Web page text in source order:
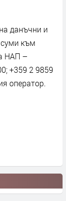
данъчни и
суми към
НАП –
+359 2 9859
оператор.